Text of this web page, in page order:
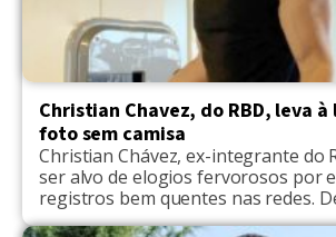
Christian Chavez, do RBD, leva
foto sem camisa
Christian Chávez, ex-integrante do
ser alvo de elogios fervorosos por
registros bem quentes nas redes.
famoso chamou atenção dos